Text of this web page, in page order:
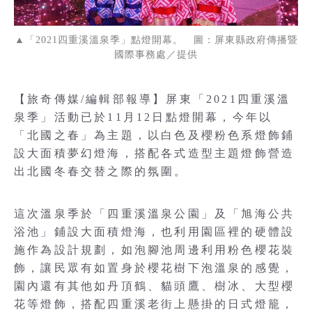
▲「2021四重溪溫泉季」點燈開幕。 圖：屏東縣政府傳播暨
國際事務處／提供
【旅奇傳媒/編輯部報導】屏東「2021四重溪溫
泉季」活動已於11月12日點燈開幕，今年以
「北國之春」為主題，以白色及櫻粉色系燈飾鋪
設大面積夢幻燈海，搭配各式造型主題燈飾營造
出北國冬春交替之際的氛圍。
這次溫泉季於「四重溪溫泉公園」及「旭海公共
浴池」鋪設大面積燈海，也利用園區裡的硬體設
施作為設計規劃，如泡腳池周邊利用粉色櫻花裝
飾，讓民眾有如置身於櫻花樹下泡溫泉的感覺，
園內還有其他如丹頂鶴、貓頭鷹、樹冰、大型櫻
花等燈飾，搭配四重溪老街上懸掛的日式燈籠，